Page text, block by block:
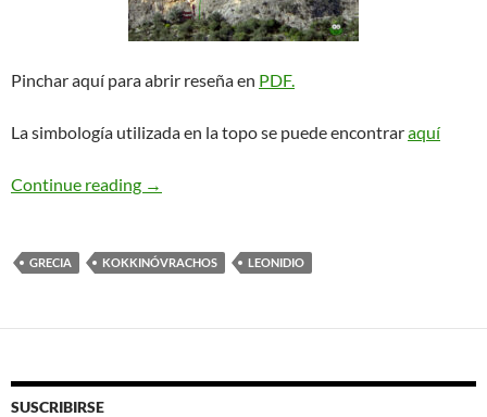
Pinchar aquí para abrir reseña en PDF.
La simbología utilizada en la topo se puede encontraraquí
Continue reading Mira + salida vairante Mira Middle. Leonidio
→
GRECIA KOKKINÓVRACHOS LEONIDIO
SUSCRIBIRSE